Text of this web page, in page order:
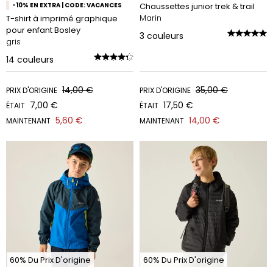
-10% EN EXTRA | CODE: VACANCES
T-shirt à imprimé graphique
pour enfant Bosley
gris
14 couleurs
PRIX D'ORIGINE 14,00 €
ÉTAIT 7,00 €
MAINTENANT 5,60 €
Chaussettes junior trek & trail
Marin
3 couleurs
PRIX D'ORIGINE 35,00 €
ÉTAIT 17,50 €
MAINTENANT 14,00 €
60% Du Prix D'origine
60% Du Prix D'origine